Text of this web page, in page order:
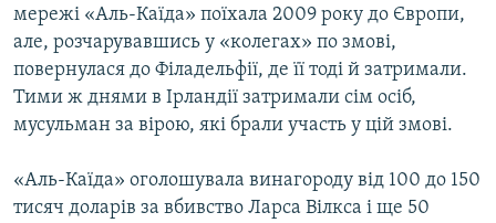
мережі «Аль-Каїда» поїхала 2009 року до Європи,
але, розчарувавшись у «колегах» по змові,
повернулася до Філадельфії, де її тоді й затримали.
Тими ж днями в Ірландії затримали сім осіб,
мусульман за вірою, які брали участь у цій змові.
«Аль-Каїда» оголошувала винагороду від 100 до 150
тисяч доларів за вбивство Ларса Вілкса і ще 50